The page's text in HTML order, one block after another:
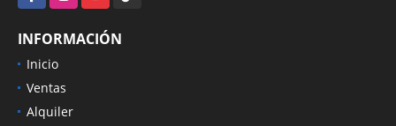
INFORMACIÓN
Inicio
Ventas
Alquiler